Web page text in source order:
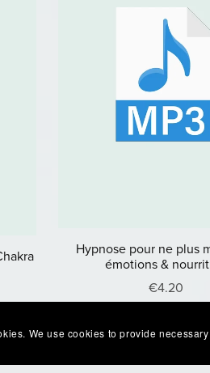
Hypnose pour ne plus
émotions &
€4.20
We use cookies to provide